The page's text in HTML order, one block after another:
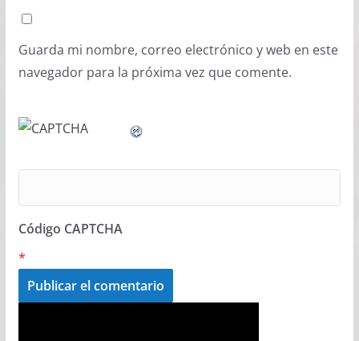
Guarda mi nombre, correo electrónico y web en este
navegador para la próxima vez que comente.
Código CAPTCHA
*